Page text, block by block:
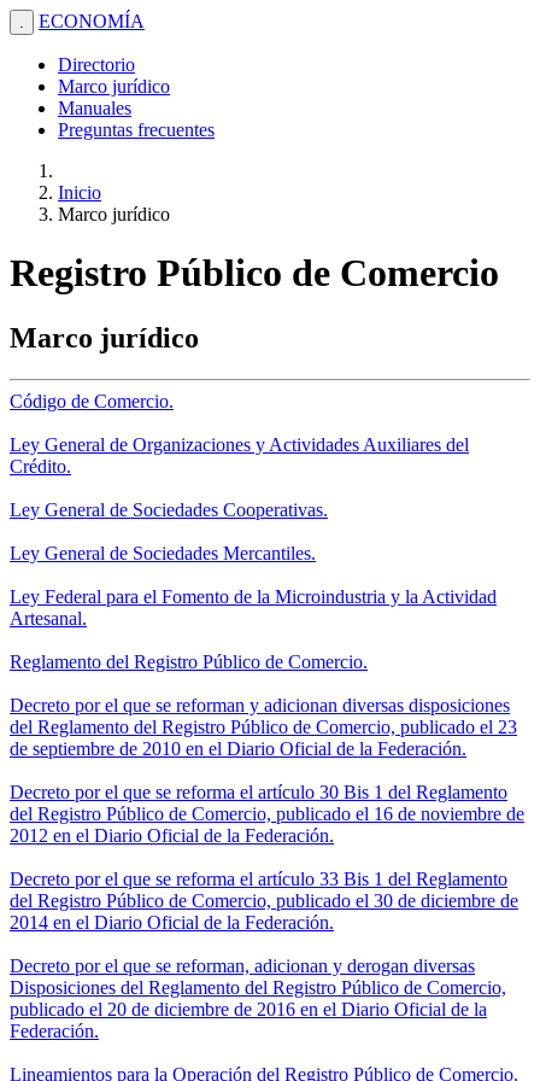
. ECONOMÍA
Directorio
Marco jurídico
Manuales
Preguntas frecuentes
Inicio
Marco jurídico
Registro Público de Comercio
Marco jurídico
Código de Comercio.
Ley General de Organizaciones y Actividades Auxiliares del
Crédito.
Ley General de Sociedades Cooperativas.
Ley General de Sociedades Mercantiles.
Ley Federal para el Fomento de la Microindustria y la Actividad
Artesanal.
Reglamento del Registro Público de Comercio.
Decreto por el que se reforman y adicionan diversas disposiciones
del Reglamento del Registro Público de Comercio, publicado el 23
de septiembre de 2010 en el Diario Oficial de la Federación.
Decreto por el que se reforma el artículo 30 Bis 1 del Reglamento
del Registro Público de Comercio, publicado el 16 de noviembre de
2012 en el Diario Oficial de la Federación.
Decreto por el que se reforma el artículo 33 Bis 1 del Reglamento
del Registro Público de Comercio, publicado el 30 de diciembre de
2014 en el Diario Oficial de la Federación.
Decreto por el que se reforman, adicionan y derogan diversas
Disposiciones del Reglamento del Registro Público de Comercio,
publicado el 20 de diciembre de 2016 en el Diario Oficial de la
Federación.
Lineamientos para la Operación del Registro Público de Comercio.